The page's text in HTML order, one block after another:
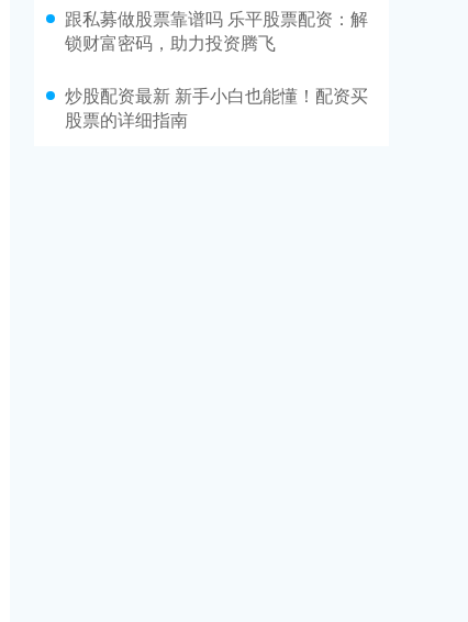
跟私募做股票靠谱吗 乐平股票配资：解
锁财富密码，助力投资腾飞
炒股配资最新 新手小白也能懂！配资买
股票的详细指南